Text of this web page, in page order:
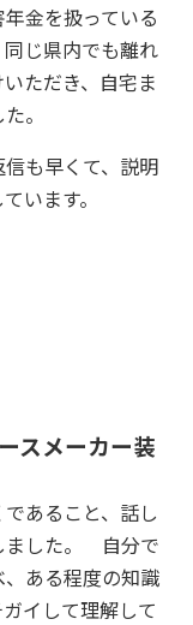
金を扱っている
じ県内でも離れ
ただき、自宅ま
。
も早くて、説明
います。
スメーカー装
あること、話し
ました。 自分で
ある程度の知識
イして理解して